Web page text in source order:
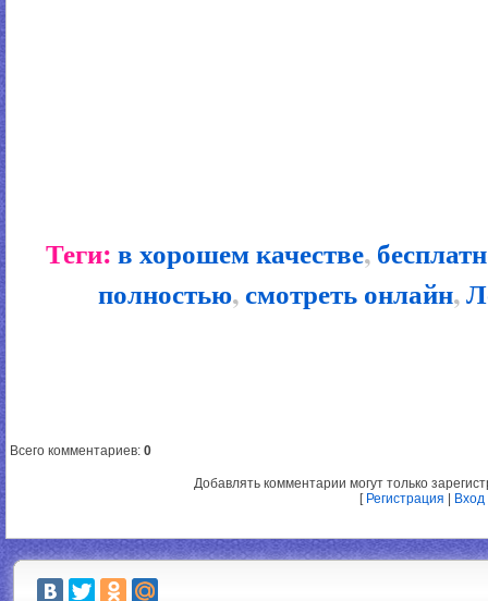
Теги: в хорошем качестве,
полностью,смотреть онлайн,
Всего комментариев: 0
Добавлять комментарии могут только
[ Регистрация Вход